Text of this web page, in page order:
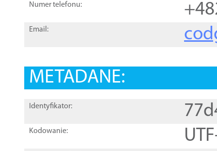
Numer telefonu:
Email:
METADANE:
Identyfikator:
Kodowanie: